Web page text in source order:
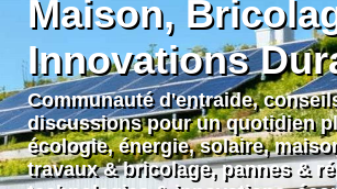
Maison,
Innovations
Communauté d'entraide,
discussions pour un quotidien
écologie, énergie, solaire,
travaux & bricolage, pannes &